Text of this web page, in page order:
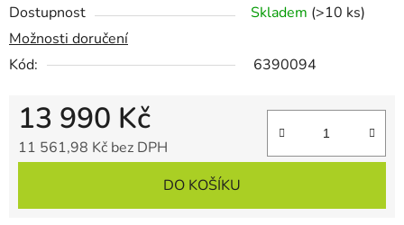
Dostupnost Skladem (>10 ks)
Možnosti doručení
Kód:
6390094
13 990 Kč
11 561,98 Kč bez DPH
DO KOŠÍKU